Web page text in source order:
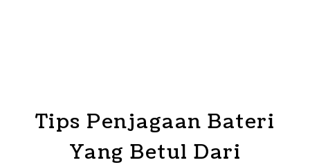
Tips Penjagaan Bateri
Yang Betul Dari